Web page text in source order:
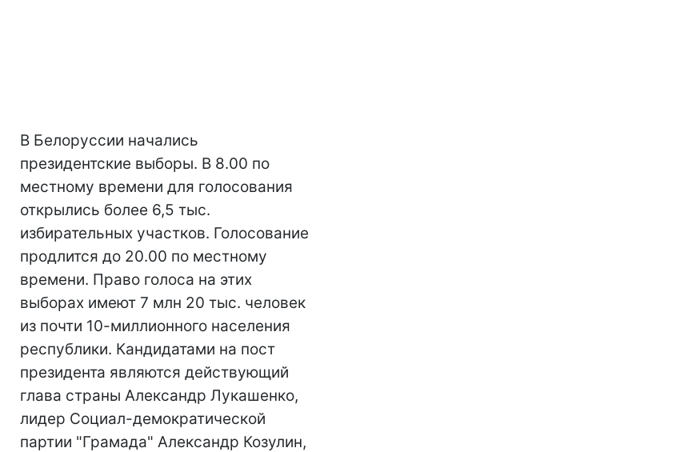
В Белоруссии начались
президентские выборы. В 8.00 по
местному времени для голосования
открылись более 6,5 тыс.
избирательных участков. Голосование
продлится до 20.00 по местному
времени. Право голоса на этих
выборах имеют 7 млн 20 тыс. человек
из почти 10-миллионного населения
республики. Кандидатами на пост
президента являются действующий
глава страны Александр Лукашенко,
лидер Социал-демократической
партии "Грамада" Александр Козулин,